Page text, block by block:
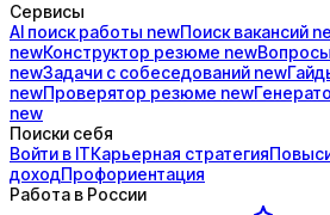
Сервисы
AI поискработы newПоисквакансий
newКонструктор резюме new
newЗадачи с собеседований new
newПроверятор резюме new
new
Поиски себя
Войти в ITКарьерная стратегия
доходПрофориентация
Работа в России